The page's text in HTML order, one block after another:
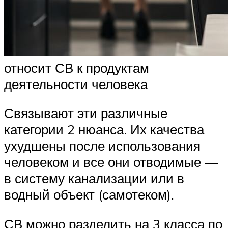
относит СВ к продуктам
деятельности человека
Связывают эти различные
категории 2 нюанса. Их качества
ухудшены после использования
человеком и все они отводимые —
в систему канализации или в
водный объект (самотеком).
СВ можно разделить на 3 класса по